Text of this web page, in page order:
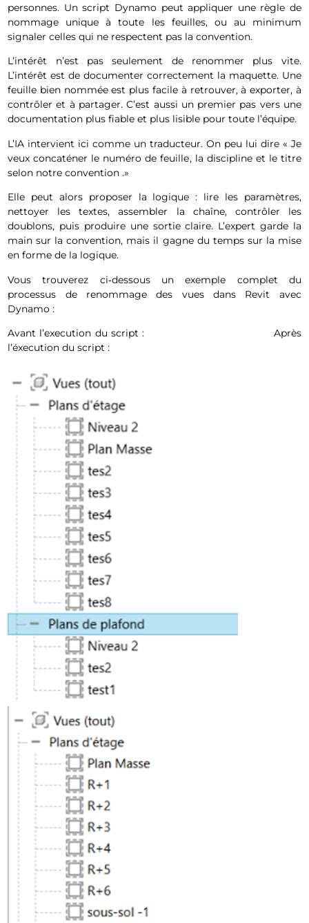
personnes. Un script Dynamo peut appliquer une règle de
nommage unique à toute les feuilles, ou au minimum
signaler celles qui ne respectent pas la convention.
L’intérêt n’est pas seulement de renommer plus vite.
L’intérêt est de documenter correctement la maquette. Une
feuille bien nommée est plus facile à retrouver, à exporter, à
contrôler et à partager. C’est aussi un premier pas vers une
documentation plus fiable et plus lisible pour toute l’équipe.
L’IA intervient ici comme un traducteur. On peu lui dire « Je
veux concaténer le numéro de feuille, la discipline et le titre
selon notre convention .»
Elle peut alors proposer la logique : lire les paramètres,
nettoyer les textes, assembler la chaîne, contrôler les
doublons, puis produire une sortie claire. L’expert garde la
main sur la convention, mais il gagne du temps sur la mise
en forme de la logique.
Vous trouverez ci‑dessous un exemple complet du
processus de renommage des vues dans Revit avec
Dynamo :
Avant l’execution du script : Après
l’éxecution du script :